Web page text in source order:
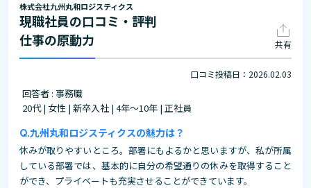
株式会社九州丸和ロジスティクス
現職社員の口コミ・評判
仕事の原動力
共有
口コミ投稿日：2026.02.03
回答者 : 事務職
20代 | 女性 | 新卒入社 | 4年～10年 | 正社員
九州丸和ロジスティクスの魅力は？
休みが取りやすいところ。部署にもよるかと思いますが、私が所属
している部署では、基本的に自分の希望通りの休みを取得すること
ができ、プライベートも充実させることができています。